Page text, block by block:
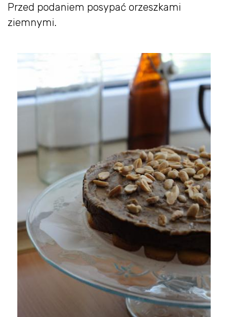
Przed podaniem posypać orzeszkami
ziemnymi.